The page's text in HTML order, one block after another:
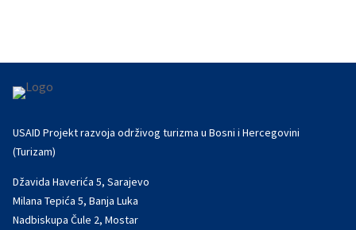
USAID Projekt razvoja održivog turizma u Bosni i Hercegovini
(Turizam)
Džavida Haverića 5, Sarajevo
Milana Tepića 5, Banja Luka
Nadbiskupa Čule 2, Mostar